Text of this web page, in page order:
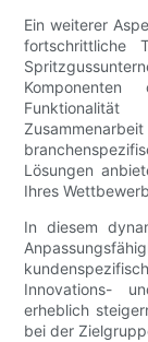
Ein weiterer
fortschrittliche
Lösungen
Ihres
In diesem
Innovations-
erheblich
bei der